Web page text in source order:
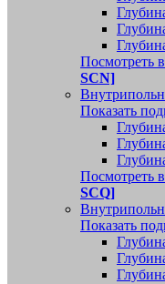
Посмотреть
SCN]
Показать
Посмотреть
SCQ]
Показать